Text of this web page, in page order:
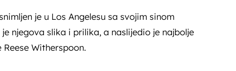
je u Los Angelesu sa svojim sinom
njegova slika i prilika, a naslijedio je najbolje
Witherspoon.